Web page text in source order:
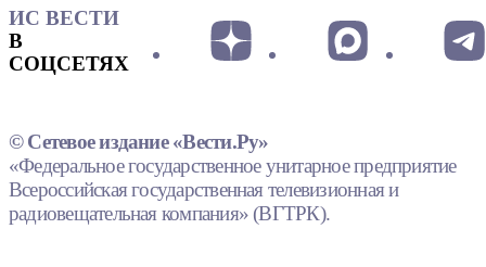
ИС ВЕСТИ
В
СОЦСЕТЯХ
© Сетевое издание «Вести.Ру»
«Федеральное государственное унитарное предприятие
Всероссийская государственная телевизионная и
радиовещательная компания» (ВГТРК).